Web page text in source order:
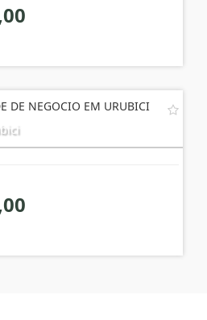
DE NEGOCIO EM URUBICI